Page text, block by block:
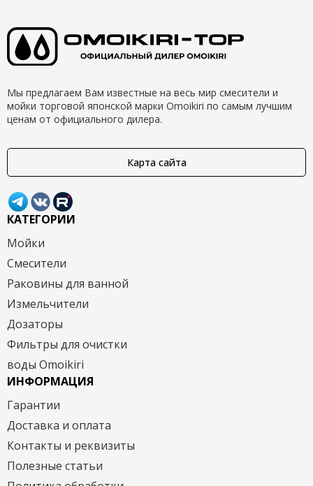
Мы предлагаем Вам известные на весь мир смесители и
мойки торговой японской марки Omoikiri по самым лучшим
ценам от официального дилера.
Карта сайта
КАТЕГОРИИ
Мойки
Смесители
Раковины для ванной
Измельчители
Дозаторы
Фильтры для очистки
воды Omoikiri
ИНФОРМАЦИЯ
Гарантии
Доставка и оплата
Контакты и реквизиты
Полезные статьи